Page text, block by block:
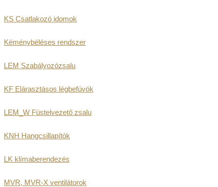
KS Csatlakozó idomok
Kéménybéléses rendszer
LEM Szabályozózsalu
KF Elárasztásos légbefúvók
LEM_W Füstelvezető zsalu
KNH Hangcsillapítók
LK klímaberendezés
MVR, MVR-X ventilátorok